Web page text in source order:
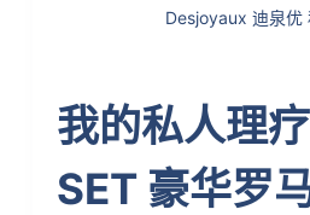
Desjoyaux 迪泉优
我的私人理
SET 豪华罗